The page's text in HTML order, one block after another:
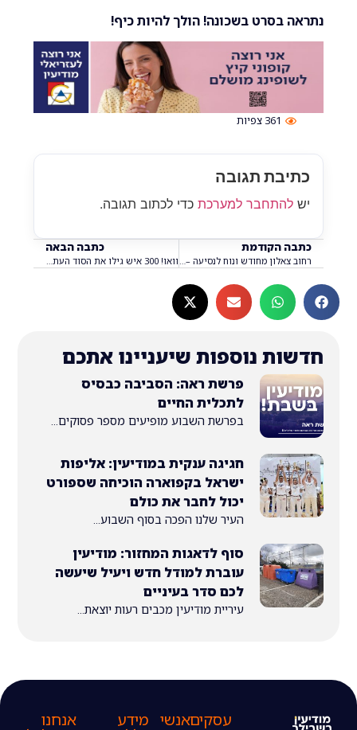
בסרט בשכונה! הולך להיות כיף!
תגובה
למערכתכדי לכתוב תגובה.
הקודמת
רחוב צאלון מחודש ונוח לנסיעה – מה מחכה לנו ברחובות הבאים? וואו! 300 איש גילו את הסוד העתיק של מודיעין – ואתם?
נוספות שיעניינו אתכם
פרשת ראה: הסביבה כבסיס
לתכלית החיים
בפרשת השבוע מופיעים מספר פסוקים...
חגיגה ענקית במודיעין: אליפות
ישראל בקפוארה הוכיחה שספורט
יכול לחבר את כולם
העיר שלנו הפכה בסוף השבוע...
סוף לדאגות המחזור: מודיעין
עוברת למודל חדש ויעיל שיעשה
לכם סדר בעיניים
עיריית מודיעין מכבים רעות יוצאת...
עסקים אנשי מידע אנחנו